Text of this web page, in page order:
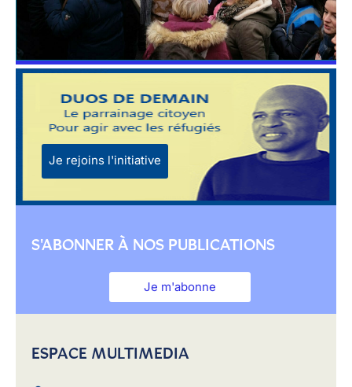
Je rejoins l'initiative
S'ABONNER À NOS PUBLICATIONS
Je m'abonne
ESPACE MULTIMEDIA